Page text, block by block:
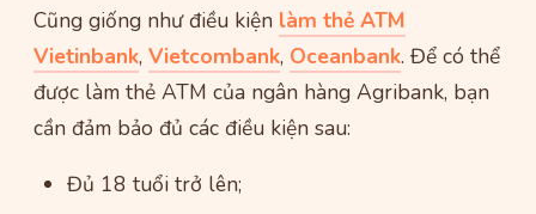
Cũng giống như điều kiện làm thẻ ATM
Vietinbank, Vietcombank, Oceanbank. Để có thể
được làm thẻ ATM của ngân hàng Agribank, bạn
cần đảm bảo đủ các điều kiện sau:
Đủ 18 tuổi trở lên;